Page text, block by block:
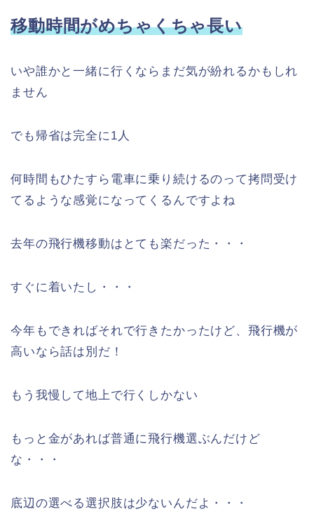
移動時間がめちゃくちゃ長い
いや誰かと一緒に行くならまだ気が紛れるかもしれ
ません
でも帰省は完全に1人
何時間もひたすら電車に乗り続けるのって拷問受け
てるような感覚になってくるんですよね
去年の飛行機移動はとても楽だった・・・
すぐに着いたし・・・
今年もできればそれで行きたかったけど、飛行機が
高いなら話は別だ！
もう我慢して地上で行くしかない
もっと金があれば普通に飛行機選ぶんだけど
な・・・
底辺の選べる選択肢は少ないんだよ・・・